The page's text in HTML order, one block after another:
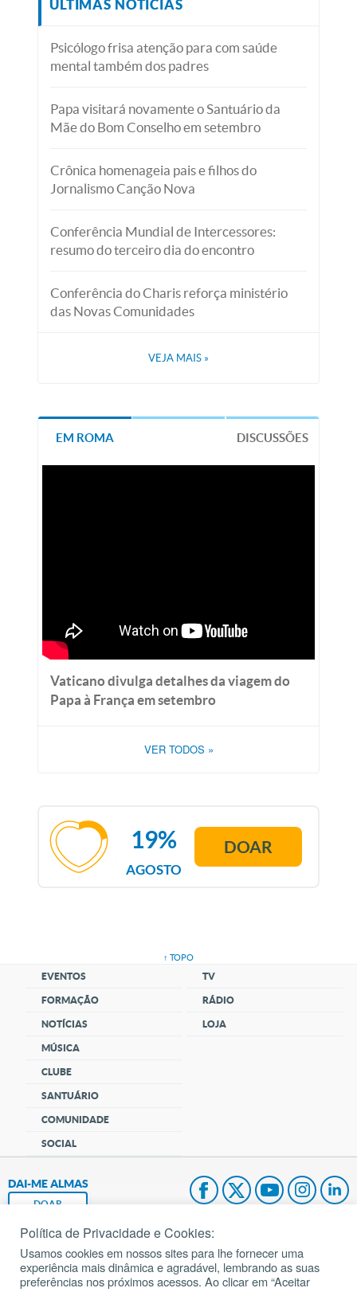
ÚLTIMAS NOTÍCIAS
Psicólogo frisa atenção para com saúde
mental também dos padres
Papa visitará novamente o Santuário da
Mãe do Bom Conselho em setembro
Crônica homenageia pais e filhos do
Jornalismo Canção Nova
Conferência Mundial de Intercessores:
resumo do terceiro dia do encontro
Conferência do Charis reforça ministério
das Novas Comunidades
VEJA MAIS »
EM ROMA DISCUSSÕES
Vaticano divulga detalhes da viagem do
Papa à França em setembro
VER TODOS »
AGOSTO
19% DOAR
↑ TOPO
EVENTOS
FORMAÇÃO
NOTÍCIAS
MÚSICA
CLUBE
SANTUÁRIO
COMUNIDADE
SOCIAL
TV
RÁDIO
LOJA
DAI-ME ALMAS
DOAR
Fundação João Paulo II
Pedido de Oração
Política de Privacidade e Cookies:
Usamos cookies em nossos sites para lhe fornecer uma
experiência mais dinâmica e agradável, lembrando as suas
preferências nos próximos acessos. Ao clicar em “Aceitar